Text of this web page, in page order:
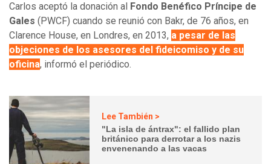
Carlos aceptó la donación al Fondo Benéfico Príncipe de
Gales (PWCF) cuando se reunió con Bakr, de 76 años, en
Clarence House, en Londres, en 2013, a pesar de las
objeciones de los asesores del fideicomiso y de su
oficina, informó el periódico.
Lee También >
"La isla de ántrax": el fallido plan
británico para derrotar a los nazis
envenenando a las vacas